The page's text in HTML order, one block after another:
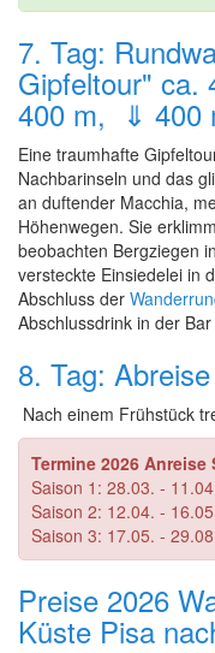
7. Tag:
Gipfeltour"
400 m, ⇓ 400
Eine traumhafte
Nachbarinseln und das
an duftender Macchia,
Höhenwegen. Sie
beobachten Bergziegen
versteckte Einsiedelei in
Abschluss der
Abschlussdrink in der
8. Tag:
Nach einem Frühstück
Termine 2026 Anreise
Saison 1: 28.03. -
Saison 2: 12.04. -
Saison 3: 17.05. -
Preise 2026
Küste Pisa